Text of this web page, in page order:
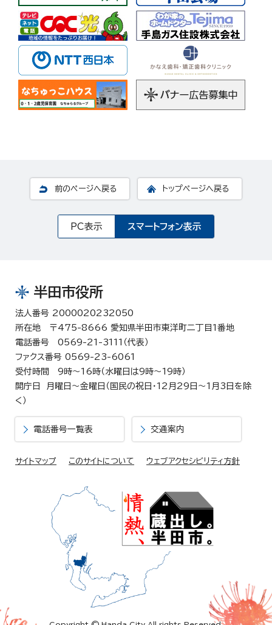
前のページへ戻る トップページへ戻る
PC表示 スマートフォン表示
半田市役所
法人番号 2000020232050
所在地 〒475-8666 愛知県半田市東洋町二丁目1番地
電話番号 0569-21-3111（代表）
ファクス番号 0569-23-6061
受付時間 9時～16時（水曜日は9時～19時）
開庁日 月曜日～金曜日（国民の祝日・12月29日～1月3日を除
く）
電話番号一覧表 交通案内
サイトマップ このサイトについて ウェブアクセシビリティ方針